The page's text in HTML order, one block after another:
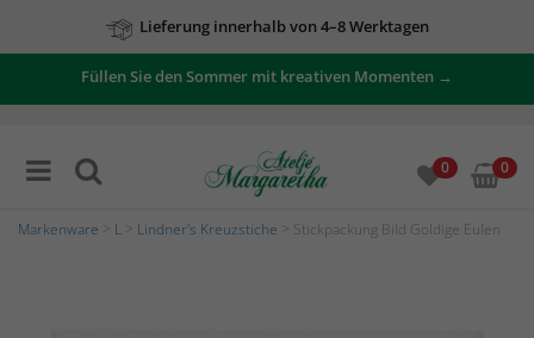
Lieferung innerhalb von 4–8 Werktagen
Füllen Sie den Sommer mit kreativen Momenten →
0 0
Markenware L Lindner's Kreuzstiche > Stickpackung Bild Goldige Eulen